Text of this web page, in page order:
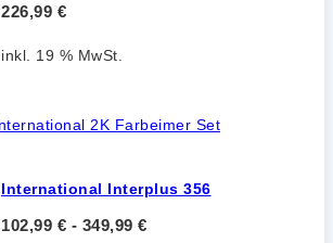
226,99 €
inkl. 19 % MwSt.
International Interplus 356
102,99 € - 349,99 €